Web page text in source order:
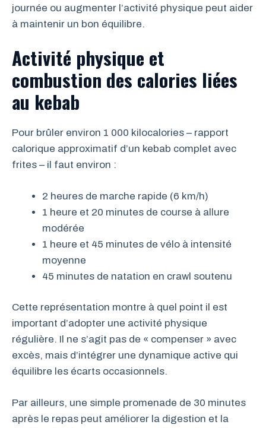
journée ou augmenter l’activité physique peut aider
à maintenir un bon équilibre.
Activité physique et
combustion des calories liées
au kebab
Pour brûler environ 1 000 kilocalories – rapport
calorique approximatif d’un kebab complet avec
frites – il faut environ :
2 heures de marche rapide (6 km/h)
1 heure et 20 minutes de course à allure
modérée
1 heure et 45 minutes de vélo à intensité
moyenne
45 minutes de natation en crawl soutenu
Cette représentation montre à quel point il est
important d’adopter une activité physique
régulière. Il ne s’agit pas de « compenser » avec
excès, mais d’intégrer une dynamique active qui
équilibre les écarts occasionnels.
Par ailleurs, une simple promenade de 30 minutes
après le repas peut améliorer la digestion et la